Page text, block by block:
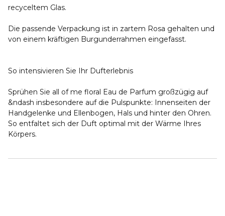
recyceltem Glas.
Die passende Verpackung ist in zartem Rosa gehalten und
von einem kräftigen Burgunderrahmen eingefasst.
So intensivieren Sie Ihr Dufterlebnis
Sprühen Sie all of me floral Eau de Parfum großzügig auf
&ndash insbesondere auf die Pulspunkte: Innenseiten der
Handgelenke und Ellenbogen, Hals und hinter den Ohren.
So entfaltet sich der Duft optimal mit der Wärme Ihres
Körpers.